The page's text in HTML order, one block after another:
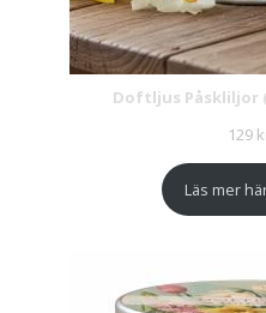
Doftljus Påskliljor
129
Läs mer